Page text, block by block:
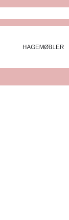
HAGEMØBLER